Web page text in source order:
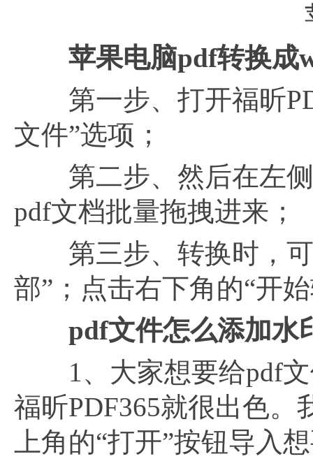
苹
苹果电脑pdf转换成
第一步、打开福昕
文件”选项；
第二步、然后在左侧
pdf文档批量拖拽进来；
第三步、转换时，可
部”；点击右下角的“开
pdf文件怎么添加水
1、大家想要给pdf文
福昕PDF365就很出色。
上角的“打开”按钮导入